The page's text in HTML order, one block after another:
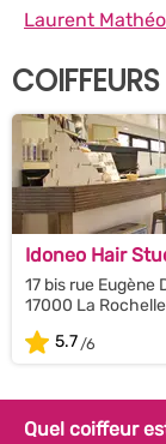
Laurent
Idoneo Hair
17 bis rue Eugène
17000 La Rochelle
5.7
Quel coiffeur